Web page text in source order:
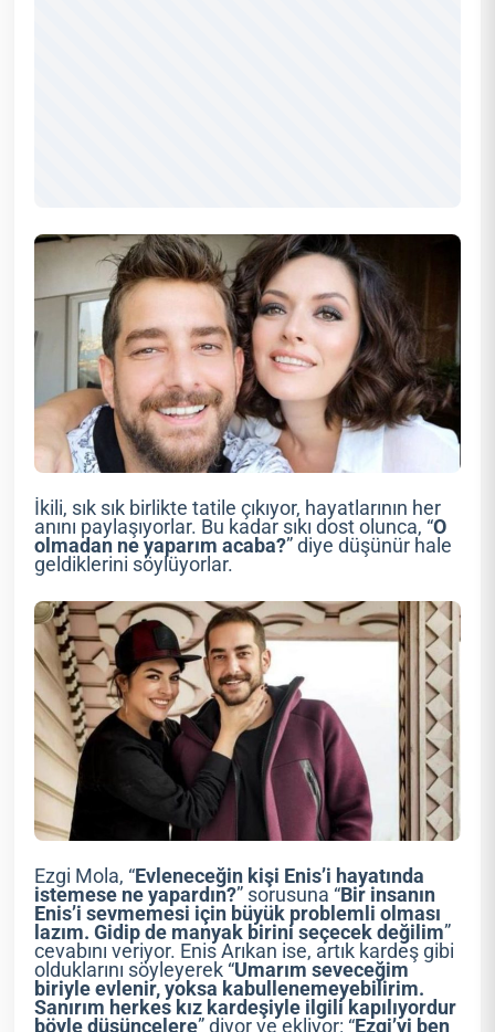
İkili, sık sık birlikte tatile çıkıyor, hayatlarının her
anını paylaşıyorlar. Bu kadar sıkı dost olunca, “O
olmadan ne yaparım acaba?” diye düşünür hale
geldiklerini söylüyorlar.
Ezgi Mola, “Evleneceğin kişi Enis’i hayatında
istemese ne yapardın?” sorusuna “Bir insanın
Enis’i sevmemesi için büyük problemli olması
lazım. Gidip de manyak birini seçecek değilim”
cevabını veriyor. Enis Arıkan ise, artık kardeş gibi
olduklarını söyleyerek “Umarım seveceğim
biriyle evlenir, yoksa kabullenemeyebilirim.
Sanırım herkes kız kardeşiyle ilgili kapılıyordur
böyle düşüncelere” diyor ve ekliyor: “Ezgi’yi ben